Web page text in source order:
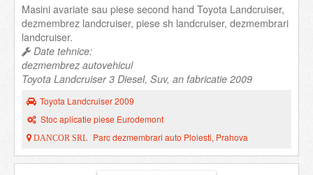
Masini avariate sau piese second hand Toyota Landcruiser,
dezmembrez landcruiser, piese sh landcruiser, dezmembrari
landcruiser.
Date tehnice:
dezmembrez autovehicul
Toyota Landcruiser 3 Diesel, Suv, an fabricatie 2009
Toyota Landcruiser 2009
Stoc aplicatie piese Eurodemont
DANCOR SRL Parc dezmembrari auto Ploiesti, Prahova